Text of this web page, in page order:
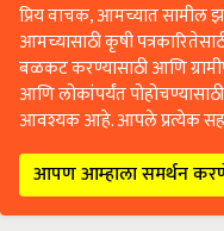
प्रिय वाचक, आमच्यात सामील
आमच्यासाठी कृषी
बळकट करण्यासाठी आणि
आणि लोकांपर्यंत
आवश्यक आहे. आपले प्रत्येक
आपण आम्हाला समर्थन